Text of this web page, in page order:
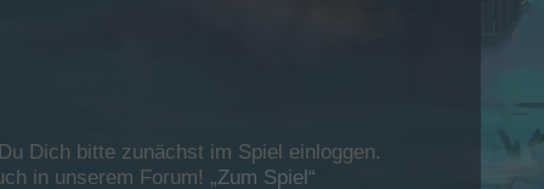
Dich bitte zunächst im Spiel einloggen.
in unserem Forum! „Zum Spiel“